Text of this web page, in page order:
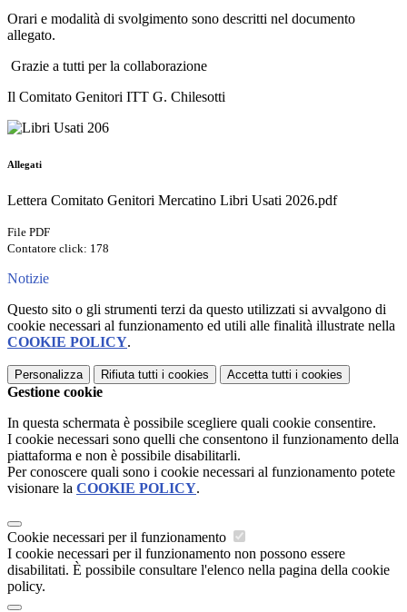
Orari e modalità di svolgimento sono descritti nel documento
allegato.
Grazie a tutti per la collaborazione
Il Comitato Genitori ITT G. Chilesotti
Allegati
Lettera Comitato Genitori Mercatino Libri Usati 2026.pdf
File PDF
Contatore click: 178
Notizie
Questo sito o gli strumenti terzi da questo utilizzati si avvalgono di
cookie necessari al funzionamento ed utili alle finalità illustrate nella
COOKIE POLICY.
Personalizza Rifiuta tutti i cookies Accetta tutti i cookies
Gestione cookie
In questa schermata è possibile scegliere quali cookie consentire.
I cookie necessari sono quelli che consentono il funzionamento della
piattaforma e non è possibile disabilitarli.
Per conoscere quali sono i cookie necessari al funzionamento potete
visionare la COOKIE POLICY.
Cookie necessari per il funzionamento
I cookie necessari per il funzionamento non possono essere
disabilitati. È possibile consultare l'elenco nella pagina della cookie
policy.